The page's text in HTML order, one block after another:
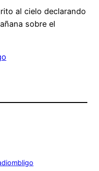
al cielo declarando
sobre el